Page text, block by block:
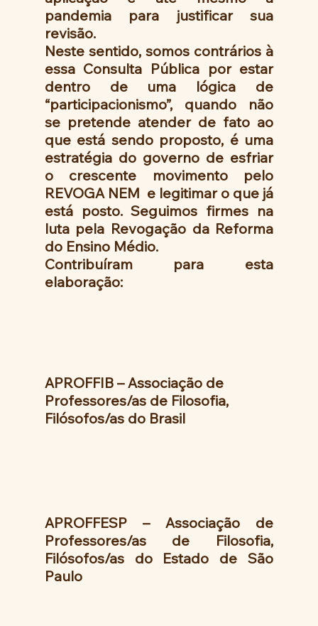
pandemia para justificar sua
revisão.
Neste sentido, somos contrários à
essa Consulta Pública por estar
dentro de uma lógica de
“participacionismo”, quando não
se pretende atender de fato ao
que está sendo proposto, é uma
estratégia do governo de esfriar
o crescente movimento pelo
REVOGA NEM  e legitimar o que já
está posto. Seguimos firmes na
luta pela Revogação da Reforma
do Ensino Médio.
Contribuíram para esta
elaboração:
APROFFIB – Associação de
Professores/as de Filosofia,
Filósofos/as do Brasil
APROFFESP – Associação de
Professores/as de Filosofia,
Filósofos/as do Estado de São
Paulo